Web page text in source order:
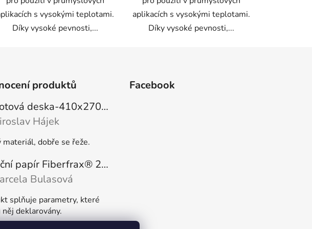
s vysokými teplotami.
Díky vysoké pevnosti,...
aplikacích s vysokými teplotami.
Díky vysoké pevnosti,...
produktů
Šamotová deska-410x270x25
produktu je 4 z 5 hvězdiček.
Hájek
materiál, dobře se řeže.
Izolační papír Fiberfrax® 2mm
produktu je 5 z 5 hvězdiček.
Bulasová
splňuje parametry, které
něj deklarovány.
Facebook